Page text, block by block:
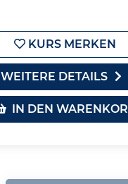
KURS MERKEN
WEITERE DETAILS
IN DEN